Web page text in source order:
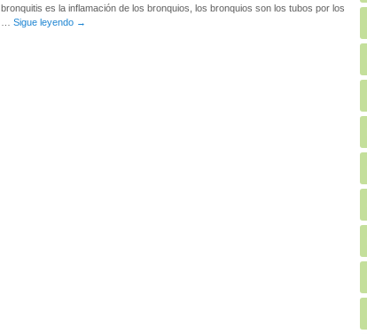
bronquitis es la inflamación de los bronquios, los bronquios son los tubos por los
Sigue leyendo →